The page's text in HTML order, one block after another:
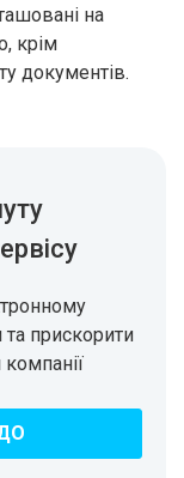
на
крім
документів.
прискорити